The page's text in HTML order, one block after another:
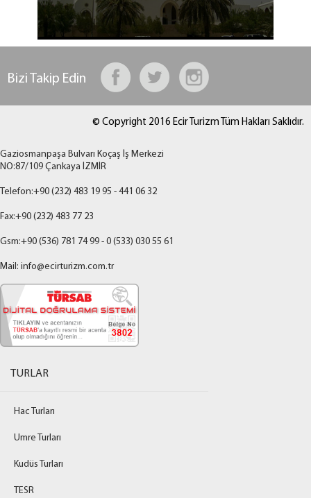
Bizi Takip Edin
© Copyright 2016 Ecir Turizm Tüm Hakları Saklıdır.
Gaziosmanpaşa Bulvarı Koçaş İş Merkezi
NO:87/109 Çankaya İZMİR
Telefon:+90 (232) 483 19 95 - 441 06 32
Fax:+90 (232) 483 77 23
Gsm:+90 (536) 781 74 99 - 0 (533) 030 55 61
Mail: info@ecirturizm.com.tr
TURLAR
Hac Turları
Umre Turları
Kudüs Turları
TESR